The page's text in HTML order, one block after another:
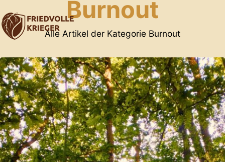
Burnout
Alle Artikel der Kategorie Burnout